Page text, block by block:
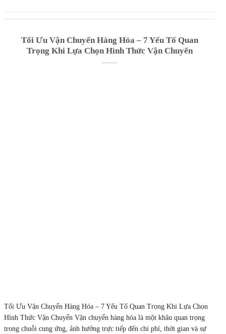
Tối Ưu Vận Chuyển Hàng Hóa – 7 Yếu Tố Quan
Trọng Khi Lựa Chọn Hình Thức Vận Chuyển
Tìm Hiểu Dịch Vụ Gửi Hàng Hỏa Tốc Đường Hàng
Không – Giải Pháp Vận Chuyển Nhanh Trong Thời